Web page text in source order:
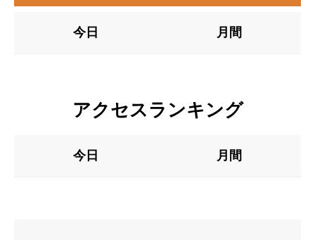
今日 月間
アクセスランキング
今日 月間